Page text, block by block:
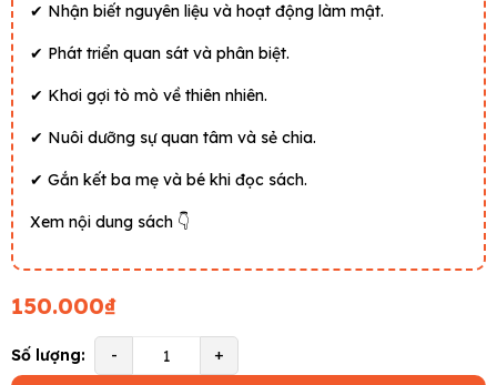
✔ Nhận biết nguyên liệu và hoạt động làm mật.
✔ Phát triển quan sát và phân biệt.
✔ Khơi gợi tò mò về thiên nhiên.
✔ Nuôi dưỡng sự quan tâm và sẻ chia.
✔ Gắn kết ba mẹ và bé khi đọc sách.
Xem nội dung sách 👇
150.000₫
Số lượng: - +